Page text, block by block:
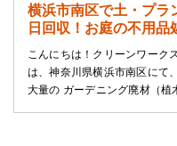
横浜市南区で土・プラ
日回収！お庭の不用
こんにちは！クリーンワーク
は、神奈川県横浜市南区にて
大量の ガーデニング廃材（植